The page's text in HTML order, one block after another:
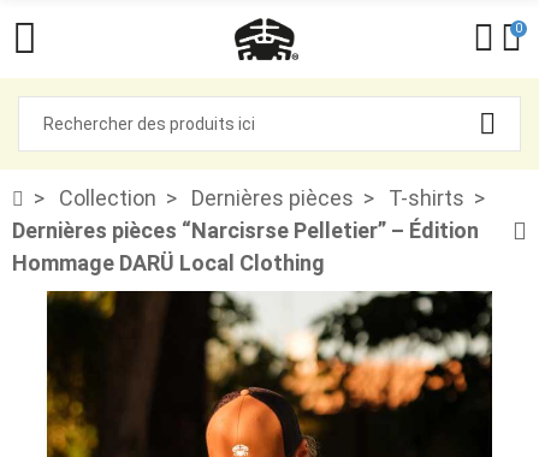
0
Collection Dernières pièces
T-shirts
Dernières pièces “Narcisrse Pelletier” – Édition
Hommage DARÜ Local Clothing